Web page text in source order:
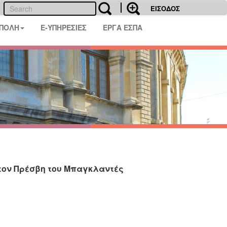
ΕΙΣΟΔΟΣ
E-ΥΠΗΡΕΣΙΕΣ ΕΡΓΑ ΕΣΠΑ
Πρέσβη του Μπαγκλαντές